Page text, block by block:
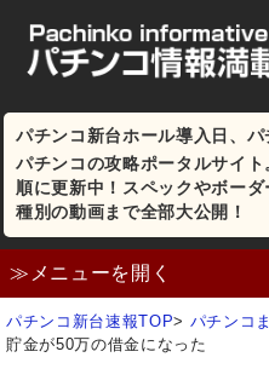
パチンコ新台ホール導入日、
パチンコの攻略ポータルサイ
順に更新中！スペックやボー
種別の動画まで全部大公開！
≫メニューを開く
パチンコ新台速報TOP> パチンコ
貯金が50万の借金になった